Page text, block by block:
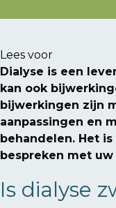
Lees voor
Dialyse is een
kan ook
bijwerkingen zijn
aanpassingen en
behandelen. Het
bespreken met
Is dialyse